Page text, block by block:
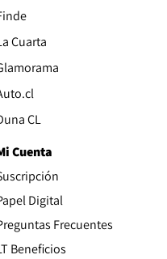
Cuarta
Opens in new window
CLOpens in new window
Cuenta
DigitalOpens in new
Frecuentes
Beneficios